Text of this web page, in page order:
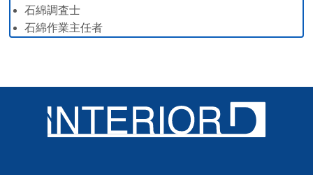
石綿調査士
石綿作業主任者